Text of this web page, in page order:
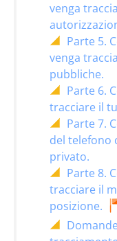
venga
Parte 5.
venga
pubbliche.
Parte 6.
tracciare il
Parte 7.
del telefono
privato.
Parte 8.
tracciare il
posizione.